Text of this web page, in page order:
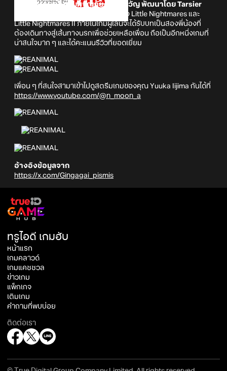
REANIMAL เป็นเกมผจญภัย สยองขวัญ พัฒนาโดย Tarsier
ที่เคยฝากผลงานมาแล้วอย่าง Little Nightmares และ
Little Nightmares II ภายในเกมผู้เล่นจะได้รับบทเป็นสองพี่น้องที่
ต้องเดินทางสู่เส้นทางนรกเพื่อช่วยเหลือเพื่อน ถือเป็นอีกหนึ่งเกมที่
น่าสนใจมาก ๆ และได้คะแนนรีวิวที่ยอดเยี่ยม
เพื่อน ๆ ที่สนใจสามาเข้าไปดูสตรีมเกมของคุณ Yuuka Iijima กันได้ที่
https://www.youtube.com/@n_moon_a
อ้างอิงข้อมูลจาก
https://x.com/Gingagai_pismis
ทรูไอดี เกมฮับ
หน้าแรก
เกมคลาวด์
เกมแคชชวล
ข่าวเกม
แพ็กเกจ
เติมเกม
คำถามที่พบบ่อย
ติดต่อเรา